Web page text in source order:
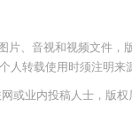
片、音视和视频文件
人转载使用时须注明
或业内投稿人士，版